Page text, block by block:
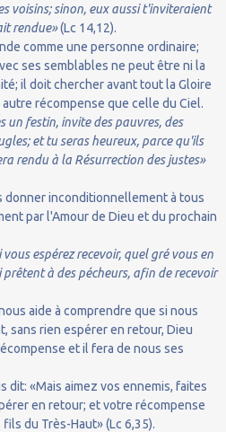
voisins; sinon, eux aussi t'inviteraient
rendue»(Lc 14,12).
comme une personne ordinaire;
ses semblables ne peut être ni la
il doit chercher avant tout la Gloire
récompense que celle du Ciel.
un festin, invite des pauvres, des
et tu seras heureux, parce qu'ils
rendu à la Résurrection des justes»
donner inconditionnellement à tous
par l'Amour de Dieu et du prochain
espérez recevoir, quel gré vous en
prêtent à des pécheurs, afin de recevoir
aide à comprendre que si nous
sans rien espérer en retour, Dieu
et il fera de nous ses
dit: «Mais aimez vos ennemis, faites
en retour; et votre récompense
du Très-Haut» (Lc 6,35).